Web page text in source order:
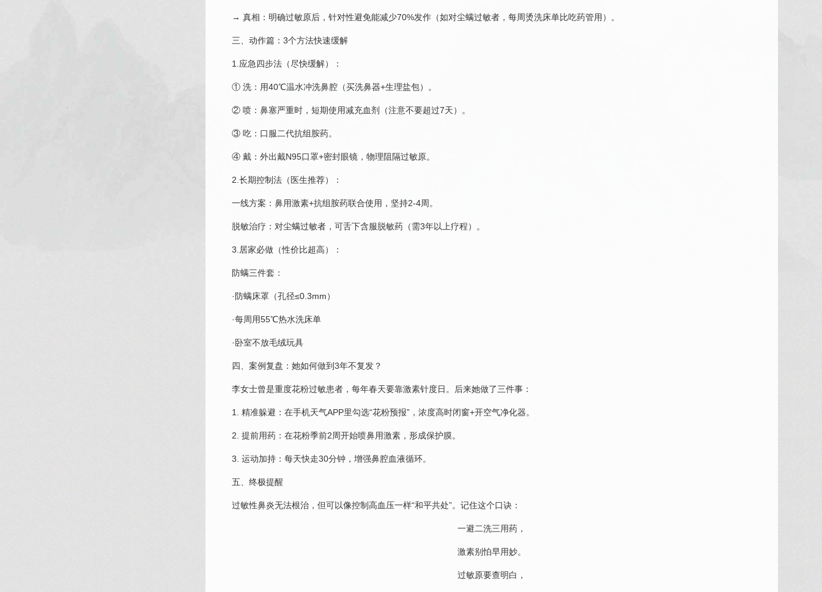
→ 真相：明确过敏原后，针对性避免能减少70%发作（如对尘螨过敏者，每周烫洗床单比吃药管用）。
三、动作篇：3个方法快速缓解
1.应急四步法（尽快缓解）：
① 洗：用40℃温水冲洗鼻腔（买洗鼻器+生理盐包）。
② 喷：鼻塞严重时，短期使用减充血剂（注意不要超过7天）。
③ 吃：口服二代抗组胺药。
④ 戴：外出戴N95口罩+密封眼镜，物理阻隔过敏原。
2.长期控制法（医生推荐）：
一线方案：鼻用激素+抗组胺药联合使用，坚持2-4周。
脱敏治疗：对尘螨过敏者，可舌下含服脱敏药（需3年以上疗程）。
3.居家必做（性价比超高）：
防螨三件套：
·防螨床罩（孔径≤0.3mm）
·每周用55℃热水洗床单
·卧室不放毛绒玩具
四、案例复盘：她如何做到3年不复发？
李女士曾是重度花粉过敏患者，每年春天要靠激素针度日。后来她做了三件事：
1. 精准躲避：在手机天气APP里勾选“花粉预报”，浓度高时闭窗+开空气净化器。
2. 提前用药：在花粉季前2周开始喷鼻用激素，形成保护膜。
3. 运动加持：每天快走30分钟，增强鼻腔血液循环。
五、终极提醒
过敏性鼻炎无法根治，但可以像控制高血压一样“和平共处”。记住这个口诀：
一避二洗三用药，
激素别怕早用妙。
过敏原要查明白，